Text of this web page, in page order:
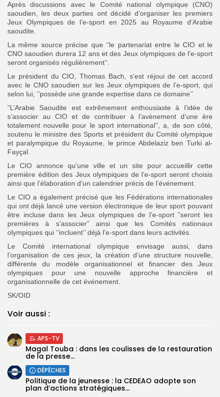
Après discussions avec le Comité national olympique (CNO)
saoudien, les deux parties ont décidé d’organiser les premiers
Jeux Olympiques de l’e-sport en 2025 au Royaume d’Arabie
saoudite.
La même source précise que ‘’le partenariat entre le CIO et le
CNO saoudien durera 12 ans et des Jeux olympiques de l’e-sport
seront organisés régulièrement’’.
Le président du CIO, Thomas Bach, s’est réjoui de cet accord
avec le CNO saoudien sur les Jeux olympiques de l’e-sport, qui
selon lui, ‘’possède une grande expertise dans ce domaine’’.
”L’Arabie Saoudite est extrêmement enthousiaste à l’idée de
s’associer au CIO et de contribuer à l’avènement d’une ère
totalement nouvelle pour le sport international’’, a, de son côté,
soutenu le ministre des Sports et président du Comité olympique
et paralympique du Royaume, le prince Abdelaziz ben Turki al-
Fayçal.
Le CIO annonce qu’une ville et un site pour accueillir cette
première édition des Jeux olympiques de l’e-sport seront choisis
ainsi que l’élaboration d’un calendrier précis de l’événement.
Le CIO a également précisé que les Fédérations internationales
qui ont déjà lancé une version électronique de leur sport pouvant
être incluse dans les Jeux olympiques de l’e-sport ”seront les
premières à s’associer” ainsi que les Comités nationaux
olympiques qui ‘’incluent’’ déjà l’e-sport dans leurs activités.
Le Comité international olympique envisage aussi, dans
l’organisation de ces jeux, la création d’une structure nouvelle,
différente du modèle organisationnel et financier des Jeux
olympiques pour une nouvelle approche financière et
organisationnelle de cet événement.
SK/OID
Voir aussi :
APS-TV
Magal Touba : dans les coulisses de la restauration
de la presse...
DÉPÊCHES
Politique de la jeunesse : la CEDEAO adopte son
plan d’actions stratégiques...